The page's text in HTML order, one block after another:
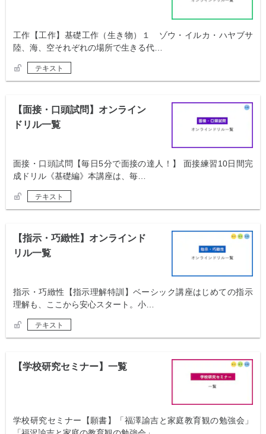
工作【工作】基礎工作（生き物）１ ゾウ・イルカ・ハヤブサ
陸、海、空それぞれの場所で生きる代…
テキスト
【面接・口頭試問】オンライン
ドリル一覧
面接・口頭試問【毎日5分で面接の達人！】 面接練習10日間完
成ドリル《基礎編》本講座は、毎…
テキスト
【指示・巧緻性】オンラインド
リル一覧
指示・巧緻性【指示理解特訓】ベーシック講座はじめての指示
理解も、ここから安心スタート。小…
テキスト
【学校研究セミナー】一覧
学校研究セミナー【願書】「福澤諭吉と家庭教育観の勉強会」